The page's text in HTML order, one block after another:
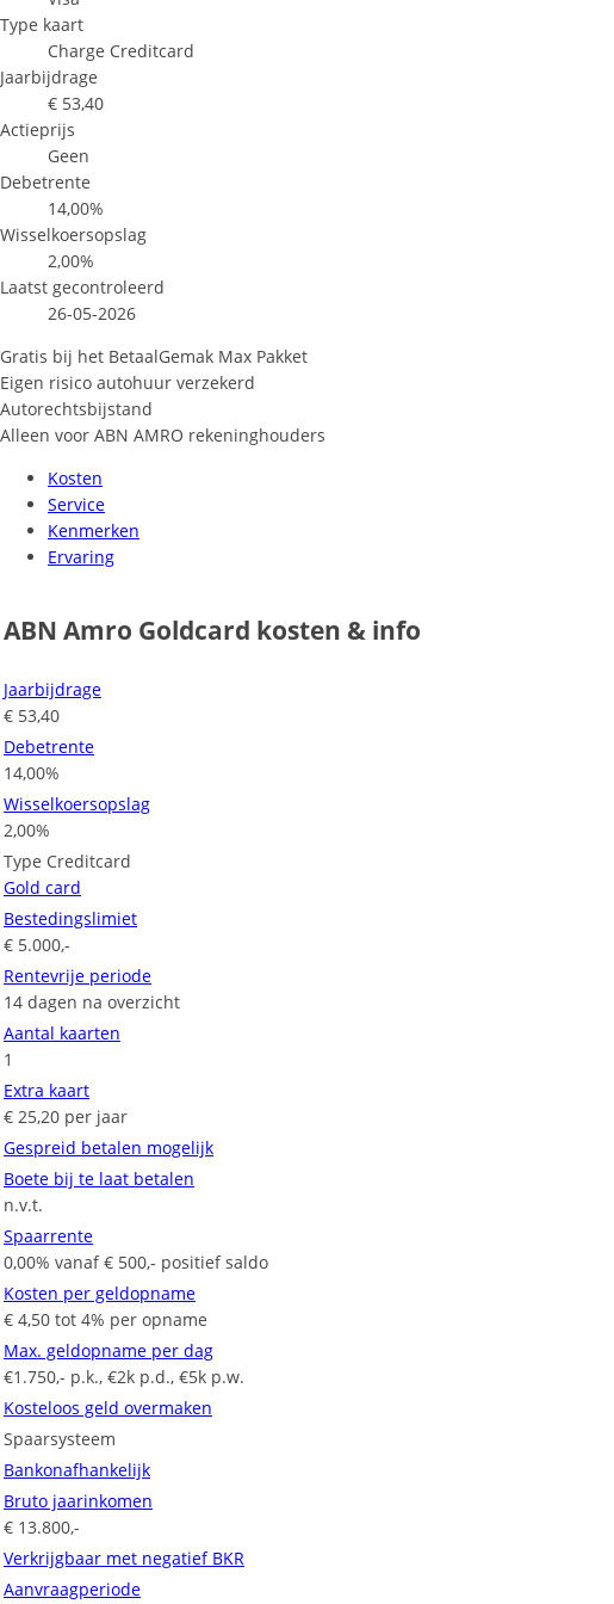
Type kaart
Charge Creditcard
Jaarbijdrage
€ 53,40
Actieprijs
Geen
Debetrente
14,00%
Wisselkoersopslag
2,00%
Laatst gecontroleerd
26-05-2026
Gratis bij het BetaalGemak Max Pakket
Eigen risico autohuur verzekerd
Autorechtsbijstand
Alleen voor ABN AMRO rekeninghouders
Kosten
Service
Kenmerken
Ervaring
ABN Amro Goldcard kosten & info
Jaarbijdrage
€ 53,40
Debetrente
14,00%
Wisselkoersopslag
2,00%
Type Creditcard
Gold card
Bestedingslimiet
€ 5.000,-
Rentevrije periode
14 dagen na overzicht
Aantal kaarten
1
Extra kaart
€ 25,20 per jaar
Gespreid betalen mogelijk
Boete bij te laat betalen
n.v.t.
Spaarrente
0,00% vanaf € 500,- positief saldo
Kosten per geldopname
€ 4,50 tot 4% per opname
Max. geldopname per dag
€1.750,- p.k., €2k p.d., €5k p.w.
Kosteloos geld overmaken
Spaarsysteem
Bankonafhankelijk
Bruto jaarinkomen
€ 13.800,-
Verkrijgbaar met negatief BKR
Aanvraagperiode